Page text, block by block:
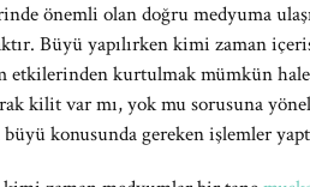
önemli olan doğru medyuma
Büyü yapılırken kimi zaman
etkilerinden kurtulmak mümkün
kilit var mı, yok mu sorusuna
konusunda gereken işlemler